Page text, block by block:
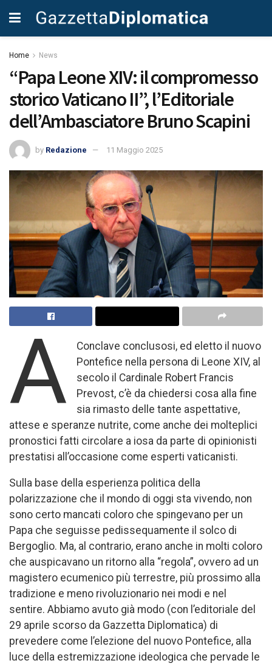
Home News
“Papa Leone XIV: il compromesso
storico Vaticano II”, l’Editoriale
dell’Ambasciatore Bruno Scapini
by Redazione 11 Maggio 2025
A
Conclave conclusosi, ed eletto il nuovo
Pontefice nella persona di Leone XIV, al
secolo il Cardinale Robert Francis
Prevost, c’è da chiedersi cosa alla fine
sia rimasto delle tante aspettative,
attese e speranze nutrite, come anche dei molteplici
pronostici fatti circolare a iosa da parte di opinionisti
prestatisi all’occasione come esperti vaticanisti.
Sulla base della esperienza politica della
polarizzazione che il mondo di oggi sta vivendo, non
sono certo mancati coloro che spingevano per un
Papa che seguisse pedissequamente il solco di
Bergoglio. Ma, al contrario, erano anche in molti coloro
che auspicavano un ritorno alla “regola”, ovvero ad un
magistero ecumenico più terrestre, più prossimo alla
tradizione e meno rivoluzionario nei modi e nel
sentire. Abbiamo avuto già modo (con l’editoriale del
29 aprile scorso da Gazzetta Diplomatica) di
prevedere come l’elezione del nuovo Pontefice, alla
luce della estremizzazione ideologica che pervade le